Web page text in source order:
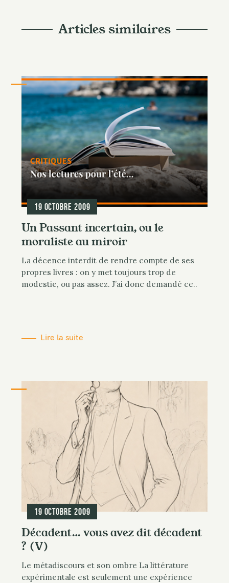
Articles similaires
19 octobre 2009
Un Passant incertain, ou le
moraliste au miroir
La décence interdit de rendre compte de ses
propres livres : on y met toujours trop de
modestie, ou pas assez. J’ai donc demandé ce..
Lire la suite
19 octobre 2009
Décadent… vous avez dit décadent
? (V)
Le métadiscours et son ombre La littérature
expérimentale est seulement une expérience